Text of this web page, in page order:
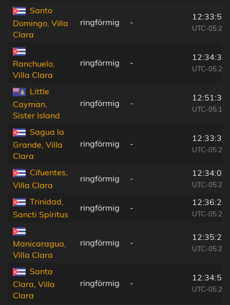
Santo
Domingo, Villa
Clara
ringförmig -
12:33:54
UTC-05:29
Ranchuelo,
Villa Clara
ringförmig -
12:34:36
UTC-05:29
Little
Cayman,
Sister Island
ringförmig -
12:51:34
UTC-05:19
Sagua la
Grande, Villa
Clara
ringförmig -
12:33:39
UTC-05:29
Cifuentes,
Villa Clara
ringförmig -
12:34:06
UTC-05:29
Trinidad,
Sancti Spíritus
ringförmig -
12:36:20
UTC-05:29
Manicaragua,
Villa Clara
ringförmig -
12:35:29
UTC-05:29
Santa
Clara, Villa
Clara
ringförmig -
12:34:51
UTC-05:29